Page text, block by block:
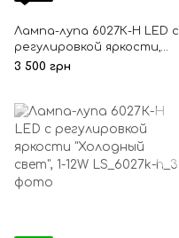
Лампа-лупа 6027К-Н LED с
регулировкой яркости,
холодный/теплый свет, 1-
3 500 грн